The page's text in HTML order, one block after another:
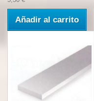
Añadir al carrito